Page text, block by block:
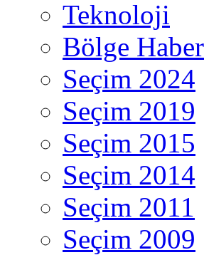
Teknoloji
Bölge
Seçim 2024
Seçim 2019
Seçim 2015
Seçim 2014
Seçim 2011
Seçim 2009